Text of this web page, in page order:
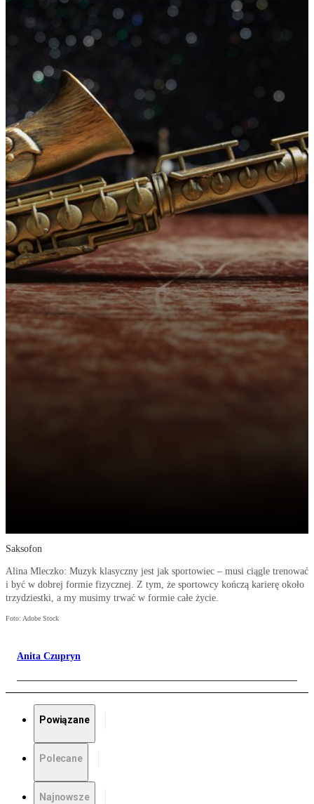
Saksofon
Alina Mleczko: Muzyk klasyczny jest jak sportowiec – musi ciągle trenować
i być w dobrej formie fizycznej. Z tym, że sportowcy kończą karierę około
trzydziestki, a my musimy trwać w formie całe życie.
Foto: Adobe Stock
Anita Czupryn
Powiązane
Polecane
Najnowsze